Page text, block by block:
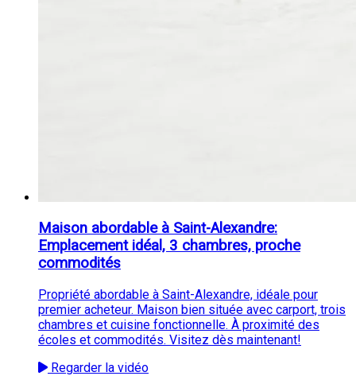
Maison abordable à Saint-Alexandre:
Emplacement idéal, 3 chambres, proche
commodités
Propriété abordable à Saint-Alexandre, idéale pour
premier acheteur. Maison bien située avec carport, trois
chambres et cuisine fonctionnelle. À proximité des
écoles et commodités. Visitez dès maintenant!
Regarder la vidéo